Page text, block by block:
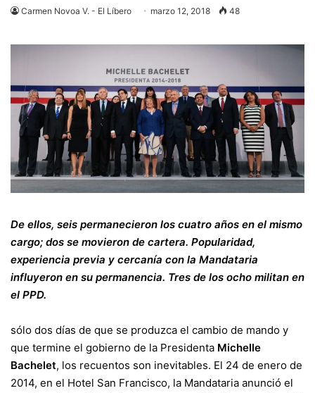
Carmen Novoa V. - El Líbero marzo 12, 2018 48
De ellos, seis permanecieron los cuatro años en el mismo
cargo; dos se movieron de cartera. Popularidad,
experiencia previa y cercanía con la Mandataria
influyeron en su permanencia. Tres de los ocho militan en
el PPD.
sólo dos días de que se produzca el cambio de mando y
que termine el gobierno de la Presidenta Michelle
Bachelet, los recuentos son inevitables. El 24 de enero de
2014, en el Hotel San Francisco, la Mandataria anunció el